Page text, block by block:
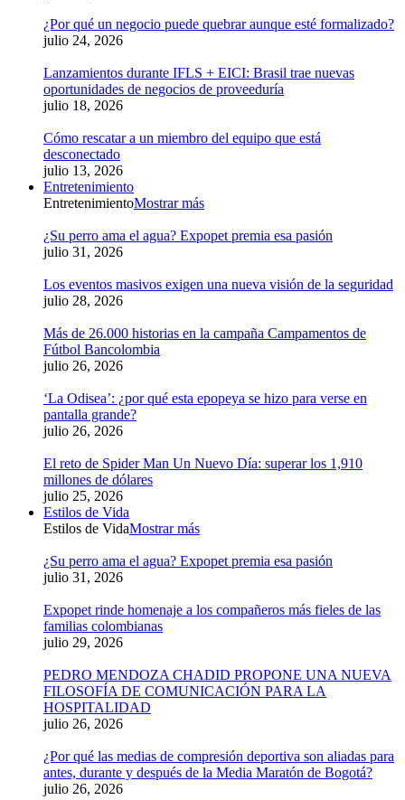
¿Por qué un negocio puede quebrar aunque esté formalizado?
julio 24, 2026
Lanzamientos durante IFLS + EICI: Brasil trae nuevas
oportunidades de negocios de proveeduría
julio 18, 2026
Cómo rescatar a un miembro del equipo que está
desconectado
julio 13, 2026
Entretenimiento
EntretenimientoMostrar más
¿Su perro ama el agua? Expopet premia esa pasión
julio 31, 2026
Los eventos masivos exigen una nueva visión de la seguridad
julio 28, 2026
Más de 26.000 historias en la campaña Campamentos de
Fútbol Bancolombia
julio 26, 2026
‘La Odisea’: ¿por qué esta epopeya se hizo para verse en
pantalla grande?
julio 26, 2026
El reto de Spider Man Un Nuevo Día: superar los 1,910
millones de dólares
julio 25, 2026
Estilos de Vida
Estilos de VidaMostrar más
¿Su perro ama el agua? Expopet premia esa pasión
julio 31, 2026
Expopet rinde homenaje a los compañeros más fieles de las
familias colombianas
julio 29, 2026
PEDRO MENDOZA CHADID PROPONE UNA NUEVA
FILOSOFÍA DE COMUNICACIÓN PARA LA
HOSPITALIDAD
julio 26, 2026
¿Por qué las medias de compresión deportiva son aliadas para
antes, durante y después de la Media Maratón de Bogotá?
julio 26, 2026